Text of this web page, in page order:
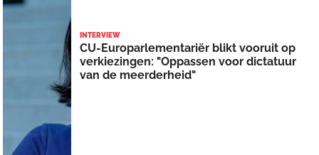
INTERVIEW
CU-Europarlementariër blikt vooruit op
verkiezingen: "Oppassen voor dictatuur
van de meerderheid"